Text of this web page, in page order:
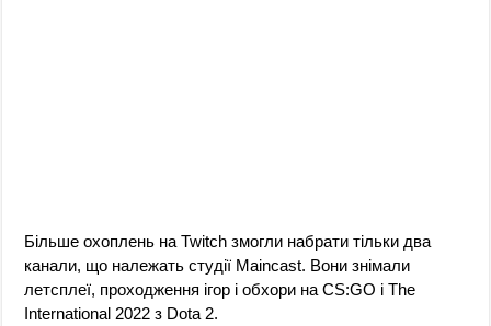
Більше охоплень на Twitch змогли набрати тільки два
канали, що належать студії Maincast. Вони знімали
летсплеї, проходження ігор і обхори на CS:GO і The
International 2022 з Dota 2.